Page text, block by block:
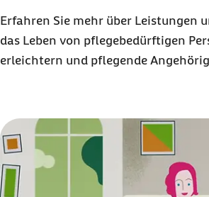
Erfahren Sie mehr über Leistungen
das Leben von pflegebedürftigen
erleichtern und pflegende
Karussell mit 3 Elementen
Element 1 von 3